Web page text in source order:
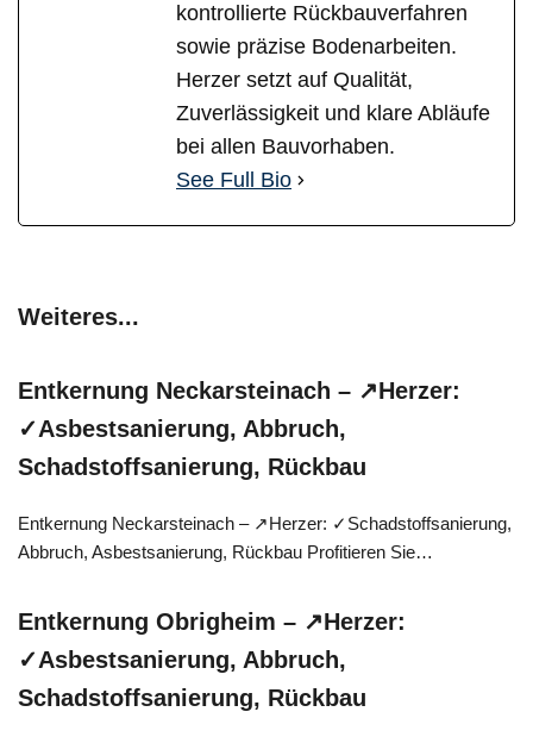
kontrollierte Rückbauverfahren
sowie präzise Bodenarbeiten.
Herzer setzt auf Qualität,
Zuverlässigkeit und klare Abläufe
bei allen Bauvorhaben.
See Full Bio
Weiteres...
Entkernung Neckarsteinach – ↗️Herzer:
✓Asbestsanierung, Abbruch,
Schadstoffsanierung, Rückbau
Entkernung Neckarsteinach – ↗️Herzer: ✓Schadstoffsanierung,
Abbruch, Asbestsanierung, Rückbau Profitieren Sie…
Entkernung Obrigheim – ↗️Herzer:
✓Asbestsanierung, Abbruch,
Schadstoffsanierung, Rückbau